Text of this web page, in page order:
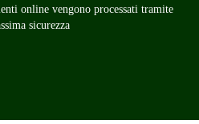
online vengono processati tramite
sicurezza